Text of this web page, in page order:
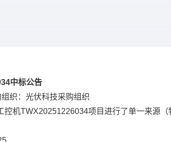
中标公告
组织：光伏科技采购组织
机TWX20251226034项目进行了单一来源（